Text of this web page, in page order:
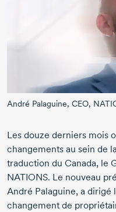
André Palaguine, CEO,
Les douze derniers mois
changements au sein de
traduction du Canada, le
NATIONS. Le nouveau
André Palaguine, a dirigé
changement de